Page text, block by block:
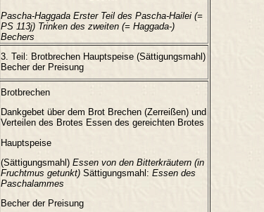
Pascha-Haggada Erster Teil des Pascha-Hailei (=
PS 113j) Trinken des zweiten (= Haggada-)
Bechers
3. Teil: Brotbrechen Hauptspeise (Sättigungsmahl)
Becher der Preisung
Brotbrechen
Dankgebet über dem Brot Brechen (Zerreißen) und
Verteilen des Brotes Essen des gereichten Brotes
Hauptspeise
(Sättigungsmahl) Essen von den Bitterkräutern (in
Fruchtmus getunkt) Sättigungsmahl: Essen des
Paschalammes
Becher der Preisung